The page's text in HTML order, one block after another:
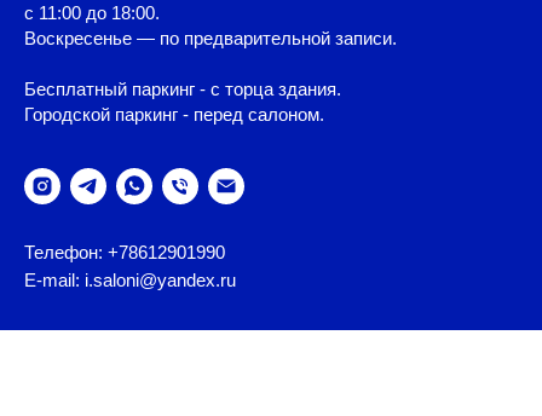
с 11:00 до 18:00.
Воскресенье — по предварительной записи.
Бесплатный паркинг - с торца здания.
Городской паркинг - перед салоном.
Телефон: +78612901990
E-mail: i.saloni@yandex.ru